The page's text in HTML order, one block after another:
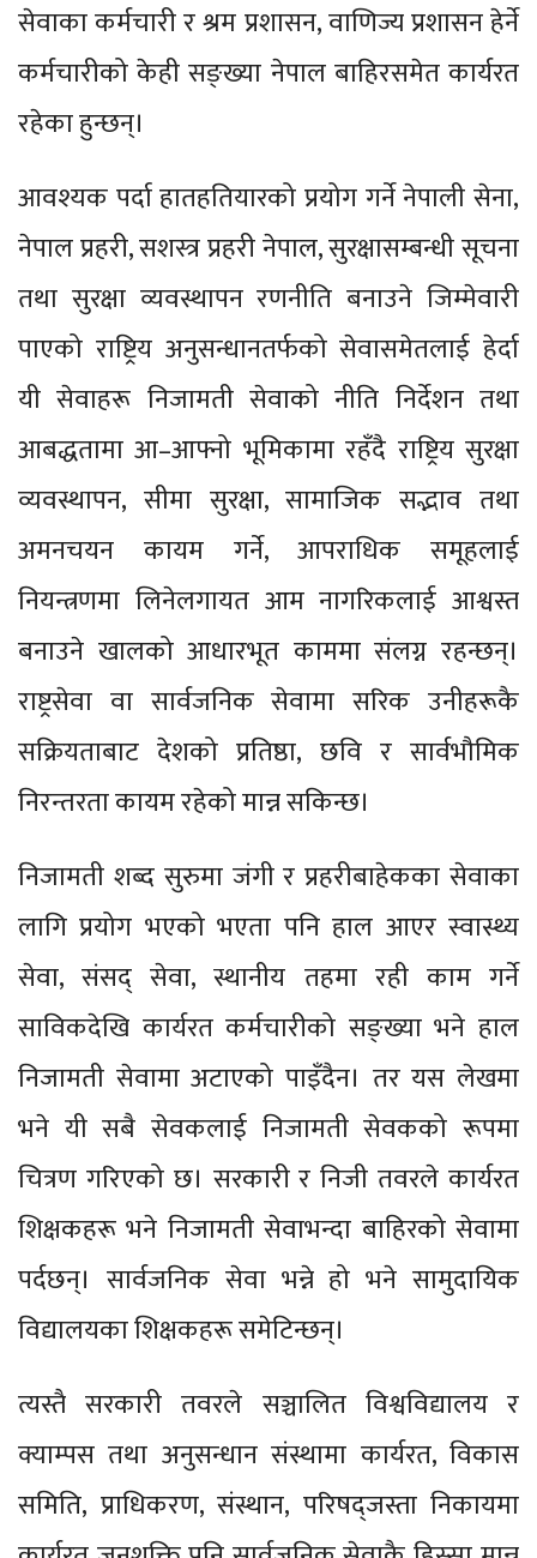
सेवाका कर्मचारी र श्रम प्रशासन, वाणिज्य प्रशासन हेर्ने
कर्मचारीको केही सङ्ख्या नेपाल बाहिरसमेत कार्यरत
रहेका हुन्छन्।
आवश्यक पर्दा हातहतियारको प्रयोग गर्ने नेपाली सेना,
नेपाल प्रहरी, सशस्त्र प्रहरी नेपाल, सुरक्षासम्बन्धी सूचना
तथा सुरक्षा व्यवस्थापन रणनीति बनाउने जिम्मेवारी
पाएको राष्ट्रिय अनुसन्धानतर्फको सेवासमेतलाई हेर्दा
यी सेवाहरू निजामती सेवाको नीति निर्देशन तथा
आबद्धतामा आ–आफ्नो भूमिकामा रहँदै राष्ट्रिय सुरक्षा
व्यवस्थापन, सीमा सुरक्षा, सामाजिक सद्भाव तथा
अमनचयन कायम गर्ने, आपराधिक समूहलाई
नियन्त्रणमा लिनेलगायत आम नागरिकलाई आश्वस्त
बनाउने खालको आधारभूत काममा संलग्न रहन्छन्।
राष्ट्रसेवा वा सार्वजनिक सेवामा सरिक उनीहरूकै
सक्रियताबाट देशको प्रतिष्ठा, छवि र सार्वभौमिक
निरन्तरता कायम रहेको मान्न सकिन्छ।
निजामती शब्द सुरुमा जंगी र प्रहरीबाहेकका सेवाका
लागि प्रयोग भएको भएता पनि हाल आएर स्वास्थ्य
सेवा, संसद् सेवा, स्थानीय तहमा रही काम गर्ने
साविकदेखि कार्यरत कर्मचारीको सङ्ख्या भने हाल
निजामती सेवामा अटाएको पाइँदैन। तर यस लेखमा
भने यी सबै सेवकलाई निजामती सेवकको रूपमा
चित्रण गरिएको छ। सरकारी र निजी तवरले कार्यरत
शिक्षकहरू भने निजामती सेवाभन्दा बाहिरको सेवामा
पर्दछन्। सार्वजनिक सेवा भन्ने हो भने सामुदायिक
विद्यालयका शिक्षकहरू समेटिन्छन्।
त्यस्तै सरकारी तवरले सञ्चालित विश्वविद्यालय र
क्याम्पस तथा अनुसन्धान संस्थामा कार्यरत, विकास
समिति, प्राधिकरण, संस्थान, परिषद्जस्ता निकायमा